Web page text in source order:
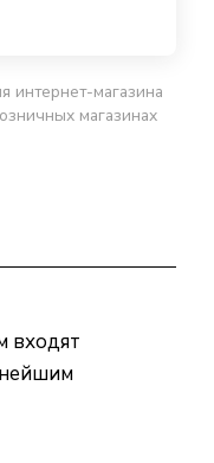
интернет-магазина
магазинах
входят